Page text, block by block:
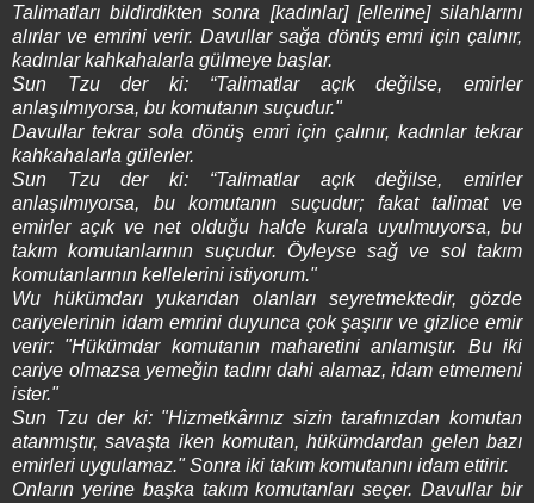
Talimatları bildirdikten sonra [kadınlar] [ellerine] silahlarını
alırlar ve emrini verir. Davullar sağa dönüş emri için çalınır,
kadınlar kahkahalarla gülmeye başlar.
Sun Tzu der ki: “Talimatlar açık değilse, emirler
anlaşılmıyorsa, bu komutanın suçudur."
Davullar tekrar sola dönüş emri için çalınır, kadınlar tekrar
kahkahalarla gülerler.
Sun Tzu der ki: “Talimatlar açık değilse, emirler
anlaşılmıyorsa, bu komutanın suçudur; fakat talimat ve
emirler açık ve net olduğu halde kurala uyulmuyorsa, bu
takım komutanlarının suçudur. Öyleyse sağ ve sol takım
komutanlarının kellelerini istiyorum."
Wu hükümdarı yukarıdan olanları seyretmektedir, gözde
cariyelerinin idam emrini duyunca çok şaşırır ve gizlice emir
verir: "Hükümdar komutanın maharetini anlamıştır. Bu iki
cariye olmazsa yemeğin tadını dahi alamaz, idam etmemeni
ister."
Sun Tzu der ki: "Hizmetkârınız sizin tarafınızdan komutan
atanmıştır, savaşta iken komutan, hükümdardan gelen bazı
emirleri uygulamaz." Sonra iki takım komutanını idam ettirir.
Onların yerine başka takım komutanları seçer. Davullar bir